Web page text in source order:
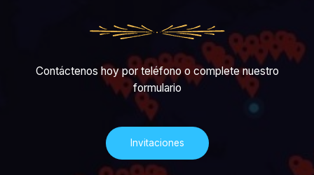
Contáctenos hoy por teléfono o complete nuestro
formulario
Invitaciones